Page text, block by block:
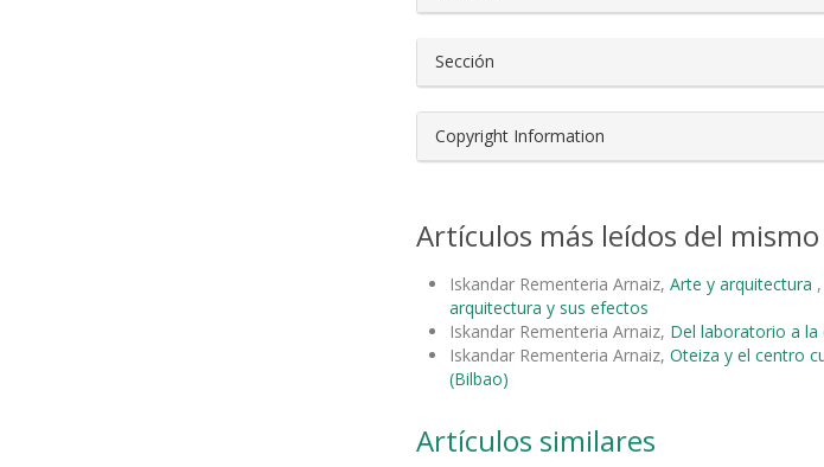
Sección
Copyright Information
Artículos más leídos del
Iskandar Rementeria Arnaiz, Arte y arquitectura ,
arquitectura y sus efectos
Iskandar Rementeria Arnaiz, Del laboratorio a la
Iskandar Rementeria Arnaiz, Oteiza y el centro
(Bilbao)
Artículos similares